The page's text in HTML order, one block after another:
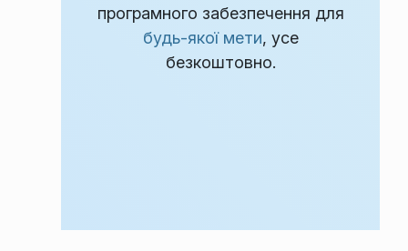
програмного забезпечення для
будь-якої мети, усе
безкоштовно.